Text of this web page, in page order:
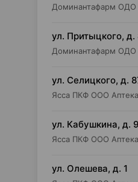
ул. Притыцкого,
ул. Селицкого, д.
Ясса ПКФ ООО
ул. Кабушкина, д.
Ясса ПКФ ООО
ул. Олешева, д. 1